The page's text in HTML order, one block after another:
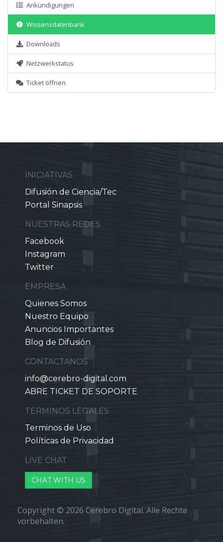
Ankündigungen
Wissensdatenbank
Downloads
Netzwerkstatus
Ticket öffnen
INICIATIVAS
Difusión de Ciencia/Tec
Portal Sinapsis
NUESTRAS REDES
Facebook
Instagram
Twitter
EMPRESA
Quienes Somos
Nuestro Equipo
Anuncios Importantes
Blog de Difusión
CONTACTANOS
info@cerebro-digital.com
ABRE TICKET DE SOPORTE
TERMINOS LEGALES
Terminos de Uso
Políticas de Privacidad
LIVE CHAT
CHAT WITH US
Copyright © 2026 Cerebro Digital. Alle Rechte
vorbehalten.